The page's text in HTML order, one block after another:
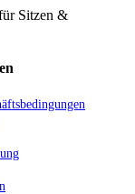
Sitzen &